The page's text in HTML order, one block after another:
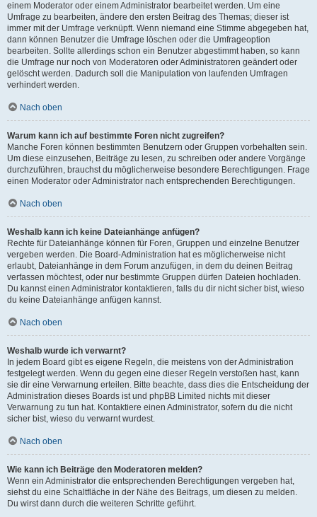
einem Moderator oder einem Administrator bearbeitet werden. Um eine
Umfrage zu bearbeiten, ändere den ersten Beitrag des Themas; dieser ist
immer mit der Umfrage verknüpft. Wenn niemand eine Stimme abgegeben hat,
dann können Benutzer die Umfrage löschen oder die Umfrageoption
bearbeiten. Sollte allerdings schon ein Benutzer abgestimmt haben, so kann
die Umfrage nur noch von Moderatoren oder Administratoren geändert oder
gelöscht werden. Dadurch soll die Manipulation von laufenden Umfragen
verhindert werden.
Nach oben
Warum kann ich auf bestimmte Foren nicht zugreifen?
Manche Foren können bestimmten Benutzern oder Gruppen vorbehalten sein.
Um diese einzusehen, Beiträge zu lesen, zu schreiben oder andere Vorgänge
durchzuführen, brauchst du möglicherweise besondere Berechtigungen. Frage
einen Moderator oder Administrator nach entsprechenden Berechtigungen.
Nach oben
Weshalb kann ich keine Dateianhänge anfügen?
Rechte für Dateianhänge können für Foren, Gruppen und einzelne Benutzer
vergeben werden. Die Board-Administration hat es möglicherweise nicht
erlaubt, Dateianhänge in dem Forum anzufügen, in dem du deinen Beitrag
verfassen möchtest, oder nur bestimmte Gruppen dürfen Dateien hochladen.
Du kannst einen Administrator kontaktieren, falls du dir nicht sicher bist, wieso
du keine Dateianhänge anfügen kannst.
Nach oben
Weshalb wurde ich verwarnt?
In jedem Board gibt es eigene Regeln, die meistens von der Administration
festgelegt werden. Wenn du gegen eine dieser Regeln verstoßen hast, kann
sie dir eine Verwarnung erteilen. Bitte beachte, dass dies die Entscheidung der
Administration dieses Boards ist und phpBB Limited nichts mit dieser
Verwarnung zu tun hat. Kontaktiere einen Administrator, sofern du die nicht
sicher bist, wieso du verwarnt wurdest.
Nach oben
Wie kann ich Beiträge den Moderatoren melden?
Wenn ein Administrator die entsprechenden Berechtigungen vergeben hat,
siehst du eine Schaltfläche in der Nähe des Beitrags, um diesen zu melden.
Du wirst dann durch die weiteren Schritte geführt.